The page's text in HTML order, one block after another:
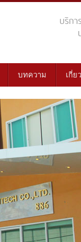
บริกา
บทความ เกี่ย